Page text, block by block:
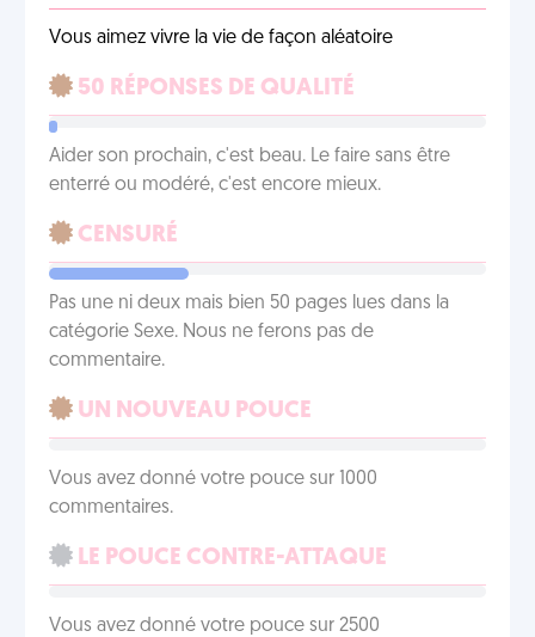
Vous aimez vivre la vie de façon aléatoire
50 RÉPONSES DE QUALITÉ
Aider son prochain, c'est beau. Le faire sans être
enterré ou modéré, c'est encore mieux.
CENSURÉ
Pas une ni deux mais bien 50 pages lues dans la
catégorie Sexe. Nous ne ferons pas de
commentaire.
UN NOUVEAU POUCE
Vous avez donné votre pouce sur 1000
commentaires.
LE POUCE CONTRE-ATTAQUE
Vous avez donné votre pouce sur 2500